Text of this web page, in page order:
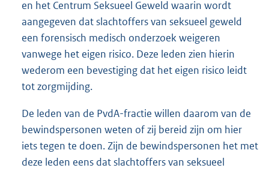
en het Centrum Seksueel Geweld waarin wordt
aangegeven dat slachtoffers van seksueel geweld
een forensisch medisch onderzoek weigeren
vanwege het eigen risico. Deze leden zien hierin
wederom een bevestiging dat het eigen risico leidt
tot zorgmijding.
De leden van de PvdA-fractie willen daarom van de
bewindspersonen weten of zij bereid zijn om hier
iets tegen te doen. Zijn de bewindspersonen het met
deze leden eens dat slachtoffers van seksueel